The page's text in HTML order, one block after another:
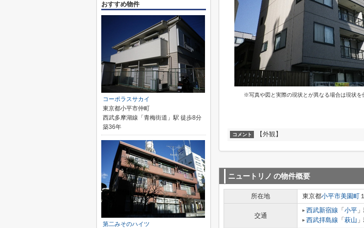
※写真や図と実際の現状とが異なる場合は現状を
コメント 【外観】
ニュートリノ の物件概要
所在地 東京都小平市美園町
交通
西武新宿線 「 小平
西武拝島線 「 萩山
おすすめ物件
コーポラスサカイ
東京都小平市仲町
西武多摩湖線「青梅街道」駅 徒歩8分
築36年
第二みそのハイツ